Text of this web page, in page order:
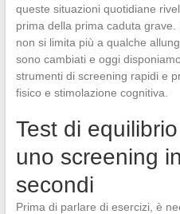
queste situazioni quotidiane
prima della prima caduta
non si limita più a qualche
sono cambiati e oggi
strumenti di screening rapidi e
fisico e stimolazione cognitiva.
Test di
uno screening
secondi
Prima di parlare di esercizi, è